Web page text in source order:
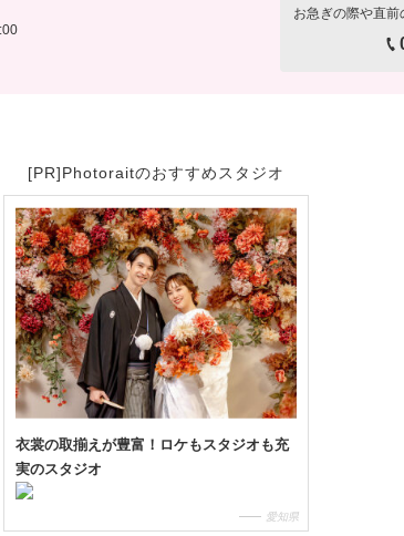
お急ぎの際や直
[PR]Photoraitのおすすめスタジオ
衣裳の取揃えが豊富！ロケもスタジオも充
実のスタジオ
愛知県